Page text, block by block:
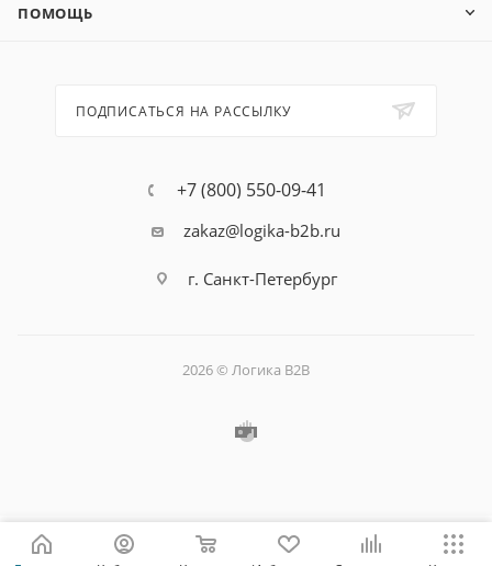
ПОМОЩЬ
ПОДПИСАТЬСЯ НА РАССЫЛКУ
+7 (800) 550-09-41
zakaz@logika-b2b.ru
г. Санкт-Петербург
2026 © Логика B2B